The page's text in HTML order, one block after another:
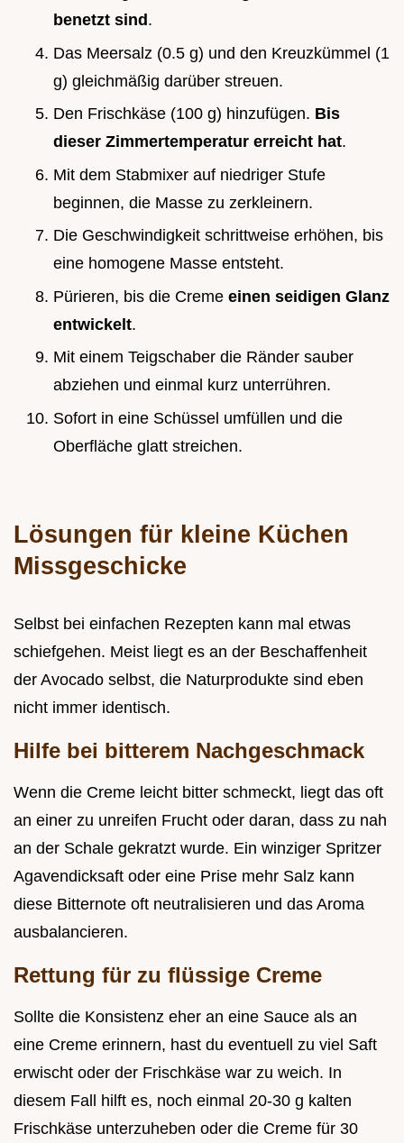
benetzt sind.
Das Meersalz (0.5 g) und den Kreuzkümmel (1
g) gleichmäßig darüber streuen.
Den Frischkäse (100 g) hinzufügen. Bis
dieser Zimmertemperatur erreicht hat.
Mit dem Stabmixer auf niedriger Stufe
beginnen, die Masse zu zerkleinern.
Die Geschwindigkeit schrittweise erhöhen, bis
eine homogene Masse entsteht.
Pürieren, bis die Creme einen seidigen Glanz
entwickelt.
Mit einem Teigschaber die Ränder sauber
abziehen und einmal kurz unterrühren.
Sofort in eine Schüssel umfüllen und die
Oberfläche glatt streichen.
Lösungen für kleine Küchen
Missgeschicke
Selbst bei einfachen Rezepten kann mal etwas
schiefgehen. Meist liegt es an der Beschaffenheit
der Avocado selbst, die Naturprodukte sind eben
nicht immer identisch.
Hilfe bei bitterem Nachgeschmack
Wenn die Creme leicht bitter schmeckt, liegt das oft
an einer zu unreifen Frucht oder daran, dass zu nah
an der Schale gekratzt wurde. Ein winziger Spritzer
Agavendicksaft oder eine Prise mehr Salz kann
diese Bitternote oft neutralisieren und das Aroma
ausbalancieren.
Rettung für zu flüssige Creme
Sollte die Konsistenz eher an eine Sauce als an
eine Creme erinnern, hast du eventuell zu viel Saft
erwischt oder der Frischkäse war zu weich. In
diesem Fall hilft es, noch einmal 20-30 g kalten
Frischkäse unterzuheben oder die Creme für 30